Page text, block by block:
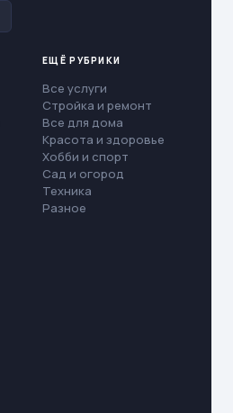
ЕЩЁ РУБРИКИ
Все услуги
Стройка и ремонт
Все для дома
Красота и здоровье
Хобби и спорт
Сад и огород
Техника
Разное